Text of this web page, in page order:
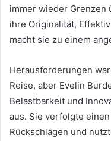
immer wieder
ihre Originalität,
macht sie zu einem
Herausforderungen
Reise, aber Evelin
Belastbarkeit und
aus. Sie verfolgte
Rückschlägen und